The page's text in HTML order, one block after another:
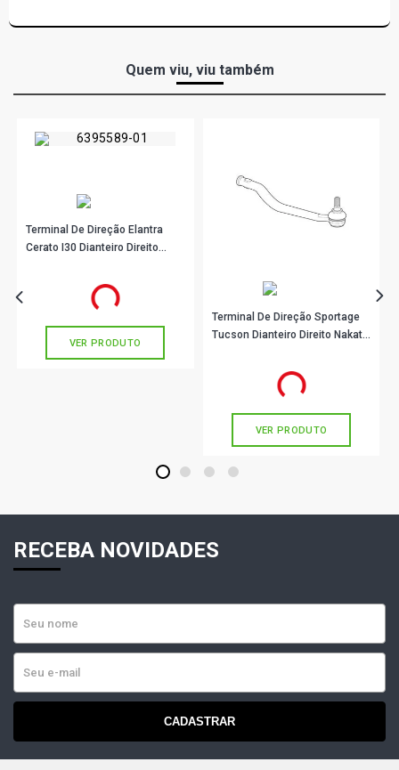
KA IMAGE HATCH 1.0 8V ENDURA GASOLINA (1996 -
2002) DIMENSÕES TERMINAL DIREÇÃO COMP 67,5MM/
ROSCA 1/2"X2,0MM/CÔNICO 11,6MM
Quem viu, viu também
Terminal De Direção Elantra
Cerato I30 Dianteiro Direito
em até 3x de
VER PRODUTO
Terminal De Direção Sportage
Tucson Dianteiro Direito Nakata
em até 2x de
VER PRODUTO
1 2 3 4
RECEBA NOVIDADES
CADASTRAR